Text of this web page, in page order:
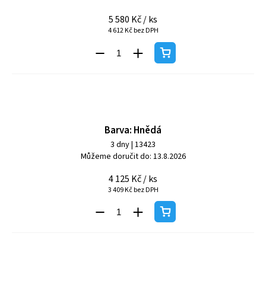
5 580 Kč/ ks
4 612 Kč bez DPH
Barva: Hnědá
3 dny| 13423
Můžeme doručit do: 13.8.2026
4 125 Kč/ ks
3 409 Kč bez DPH